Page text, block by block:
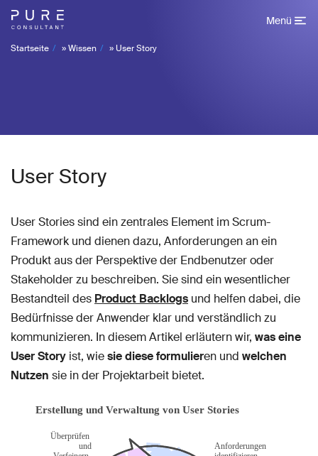
Menü
Startseite »Wissen » User Story
User Story
User Stories sind ein zentrales Element im Scrum-
Framework und dienen dazu, Anforderungen an ein
Produkt aus der Perspektive der Endbenutzer oder
Stakeholder zu beschreiben. Sie sind ein wesentlicher
Bestandteil des Product Backlogs und helfen dabei, die
Bedürfnisse der Anwender klar und verständlich zu
kommunizieren. In diesem Artikel erläutern wir, was eine
User Story ist, wiesie dieseformulieren und welchen
Nutzen sie in der Projektarbeit bietet.